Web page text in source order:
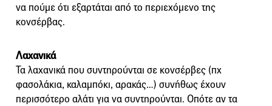
να πούμε ότι εξαρτάται από το περιεχόμενο της
κονσέρβας.
Λαχανικά
Τα λαχανικά που συντηρούνται σε κονσέρβες (πχ
φασολάκια, καλαμπόκι, αρακάς…) συνήθως έχουν
περισσότερο αλάτι για να συντηρούνται. Οπότε αν τα